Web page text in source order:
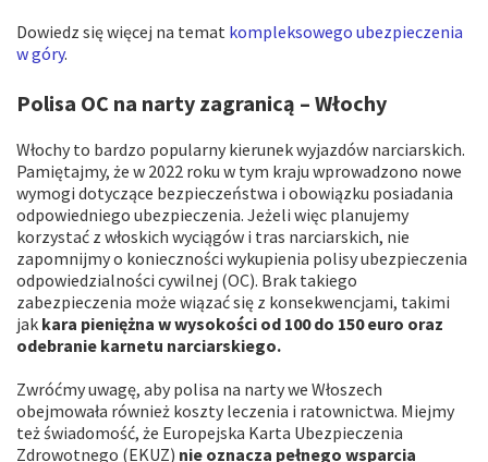
Dowiedz się więcej na temat kompleksowego ubezpieczenia
w góry.
Polisa OC na narty zagranicą – Włochy
Włochy to bardzo popularny kierunek wyjazdów narciarskich.
Pamiętajmy, że w 2022 roku w tym kraju wprowadzono nowe
wymogi dotyczące bezpieczeństwa i obowiązku posiadania
odpowiedniego ubezpieczenia. Jeżeli więc planujemy
korzystać z włoskich wyciągów i tras narciarskich, nie
zapomnijmy o konieczności wykupienia polisy ubezpieczenia
odpowiedzialności cywilnej (OC). Brak takiego
zabezpieczenia może wiązać się z konsekwencjami, takimi
jak kara pieniężna w wysokości od 100 do 150 euro oraz
odebranie karnetu narciarskiego.
Zwróćmy uwagę, aby polisa na narty we Włoszech
obejmowała również koszty leczenia i ratownictwa. Miejmy
też świadomość, że Europejska Karta Ubezpieczenia
Zdrowotnego (EKUZ) nie oznacza pełnego wsparcia